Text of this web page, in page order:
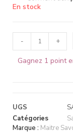
En stock
- +
Gagnez 1 point
UGS
Catégories
Marque : Maitre